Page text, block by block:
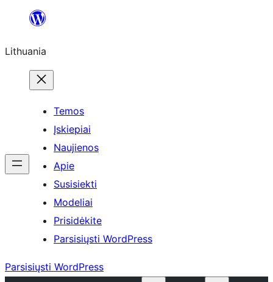
turinio
Lithuania
Temos
Įskiepiai
Naujienos
Apie
Susisiekti
Modeliai
Prisidėkite
Parsisiųsti WordPress
Parsisiųsti WordPress